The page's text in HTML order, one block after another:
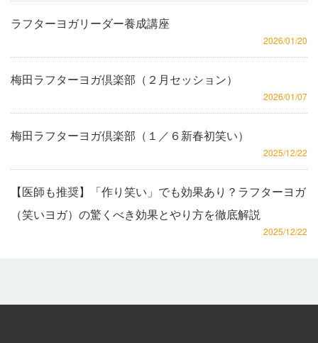
ラフターヨガリーダー養成講座
2026/01/20
梅田ラフターヨガ倶楽部（２月セッション）
2026/01/07
梅田ラフターヨガ倶楽部（１／６新春初笑い）
2025/12/22
【医師も推奨】「作り笑い」でも効果あり？ラフターヨガ
（笑いヨガ）の驚くべき効果とやり方を徹底解説
2025/12/22